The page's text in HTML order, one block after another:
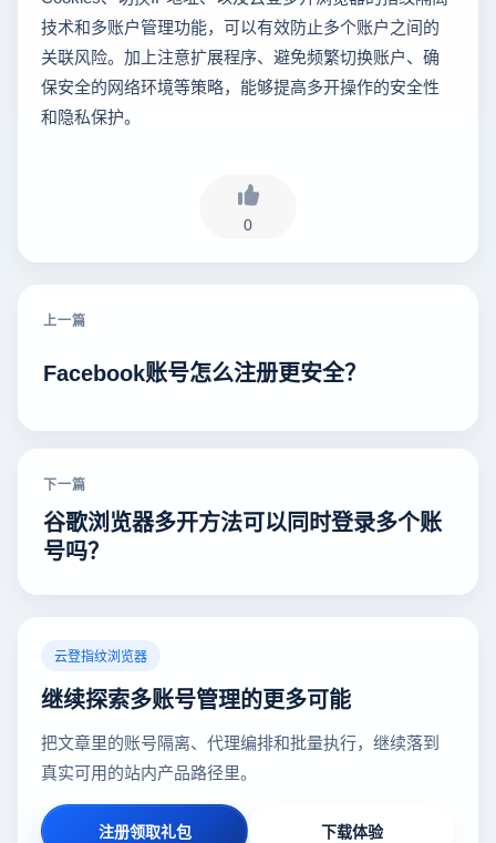
技术和多账户管理功能，可以有效防止多个账户之间的
关联风险。加上注意扩展程序、避免频繁切换账户、确
保安全的网络环境等策略，能够提高多开操作的安全性
和隐私保护。
0
上一篇
Facebook账号怎么注册更安全？
下一篇
谷歌浏览器多开方法可以同时登录多个账
号吗？
云登指纹浏览器
继续探索多账号管理的更多可能
把文章里的账号隔离、代理编排和批量执行，继续落到
真实可用的站内产品路径里。
注册领取礼包 下载体验